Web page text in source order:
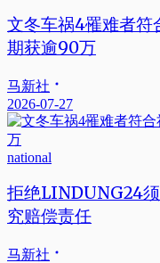
文冬车祸4罹难者符
期获逾90万
马新社
2026-07-27
national
拒绝LINDUNG24
究赔偿责任
马新社